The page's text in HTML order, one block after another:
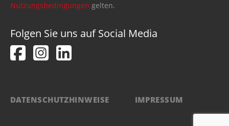
Nutzungsbedingungen gelten.
Folgen Sie uns auf Social Media
DATENSCHUTZHINWEISE IMPRESSUM